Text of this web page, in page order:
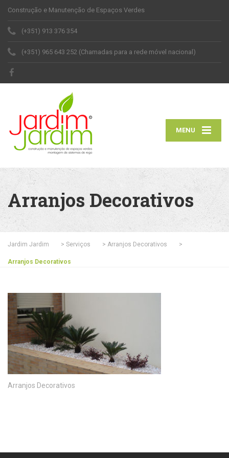
Construção e Manutenção de Espaços Verdes
(+351) 913 376 354
(+351) 965 643 252 (Chamadas para a rede móvel nacional)
MENU
Arranjos Decorativos
Jardim Jardim > Serviços > Arranjos Decorativos >
Arranjos Decorativos
Arranjos Decorativos